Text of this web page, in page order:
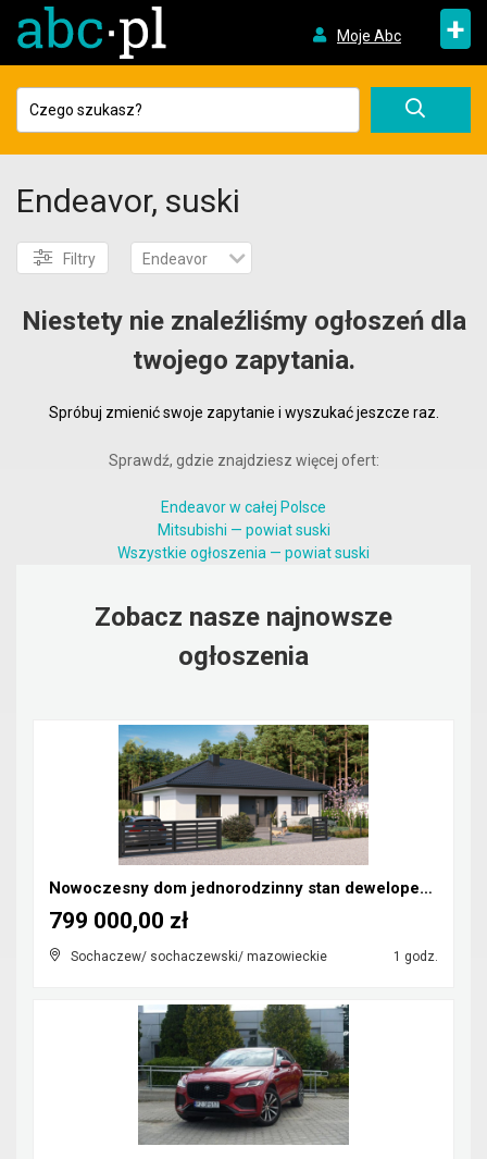
Moje Abc +
Endeavor, suski
Filtry Endeavor
Niestety nie znaleźliśmy ogłoszeń dla
twojego zapytania.
Spróbuj zmienić swoje zapytanie i wyszukać jeszcze raz.
Sprawdź, gdzie znajdziesz więcej ofert:
Endeavor w całej Polsce
Mitsubishi — powiat suski
Wszystkie ogłoszenia — powiat suski
Zobacz nasze najnowsze
ogłoszenia
Nowoczesny dom jednorodzinny stan deweloperski
Sochaczew/ sochaczewski/ mazowieckie 1 godz.
799 000,00 zł